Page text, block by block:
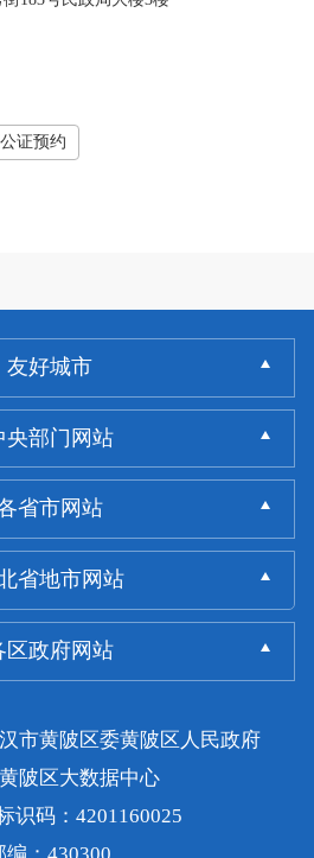
证预约
友好城市
央部门网站
省市网站
省地市网站
区政府网站
市黄陂区委黄陂区人民政府
陂区大数据中心
识码：4201160025